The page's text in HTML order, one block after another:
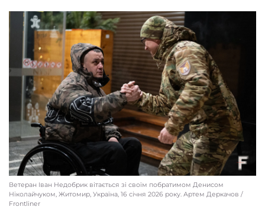
Ветеран Іван Недобрик вітається зі своїм побратимом Денисом
Ніколайчуком, Житомир, Україна, 16 січня 2026 року. Артем Деркачов /
Frontliner